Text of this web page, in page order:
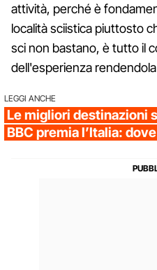
attività, perché è
località sciistica piuttosto
sci non bastano, è tutto il
dell'esperienza
LEGGI ANCHE
Le migliori destinazioni
BBC premia l’Italia: